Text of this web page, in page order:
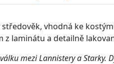
středověk, vhodná ke
z laminátu a detailně
mezi Lannistery a Starky.